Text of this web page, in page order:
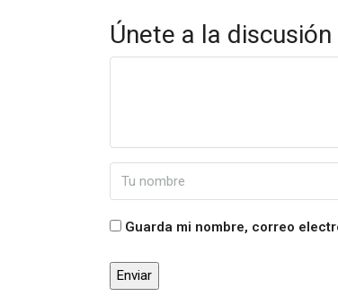
Únete a la discusión
Guarda mi nombre, correo